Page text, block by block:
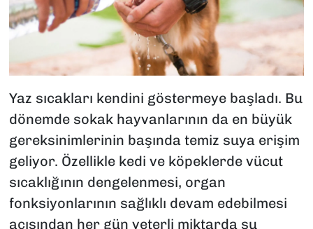
Yaz sıcakları kendini göstermeye başladı. Bu
dönemde sokak hayvanlarının da en büyük
gereksinimlerinin başında temiz suya erişim
geliyor. Özellikle kedi ve köpeklerde vücut
sıcaklığının dengelenmesi, organ
fonksiyonlarının sağlıklı devam edebilmesi
açısından her gün yeterli miktarda su